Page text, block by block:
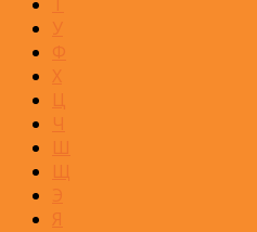
У
Ф
Х
Ц
Ч
Ш
Щ
Э
Я